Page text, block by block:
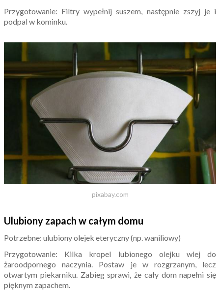
Przygotowanie: Filtry wypełnij suszem, następnie zszyj je i
podpal w kominku.
pixabay.com
Ulubiony zapach w całym domu
Potrzebne: ulubiony olejek eteryczny (np. waniliowy)
Przygotowanie: Kilka kropel lubionego olejku wlej do
żaroodpornego naczynia. Postaw je w rozgrzanym, lecz
otwartym piekarniku. Zabieg sprawi, że cały dom napełni się
pięknym zapachem.